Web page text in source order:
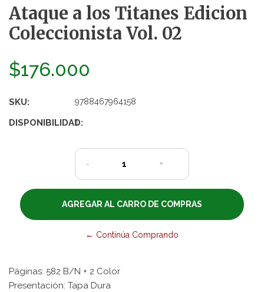
Ataque a los Titanes Edicion
Coleccionista Vol. 02
$176.000
SKU: 9788467964158
DISPONIBILIDAD:
1
- +
← Continúa Comprando
Páginas: 582 B/N + 2 Color
Presentación: Tapa Dura